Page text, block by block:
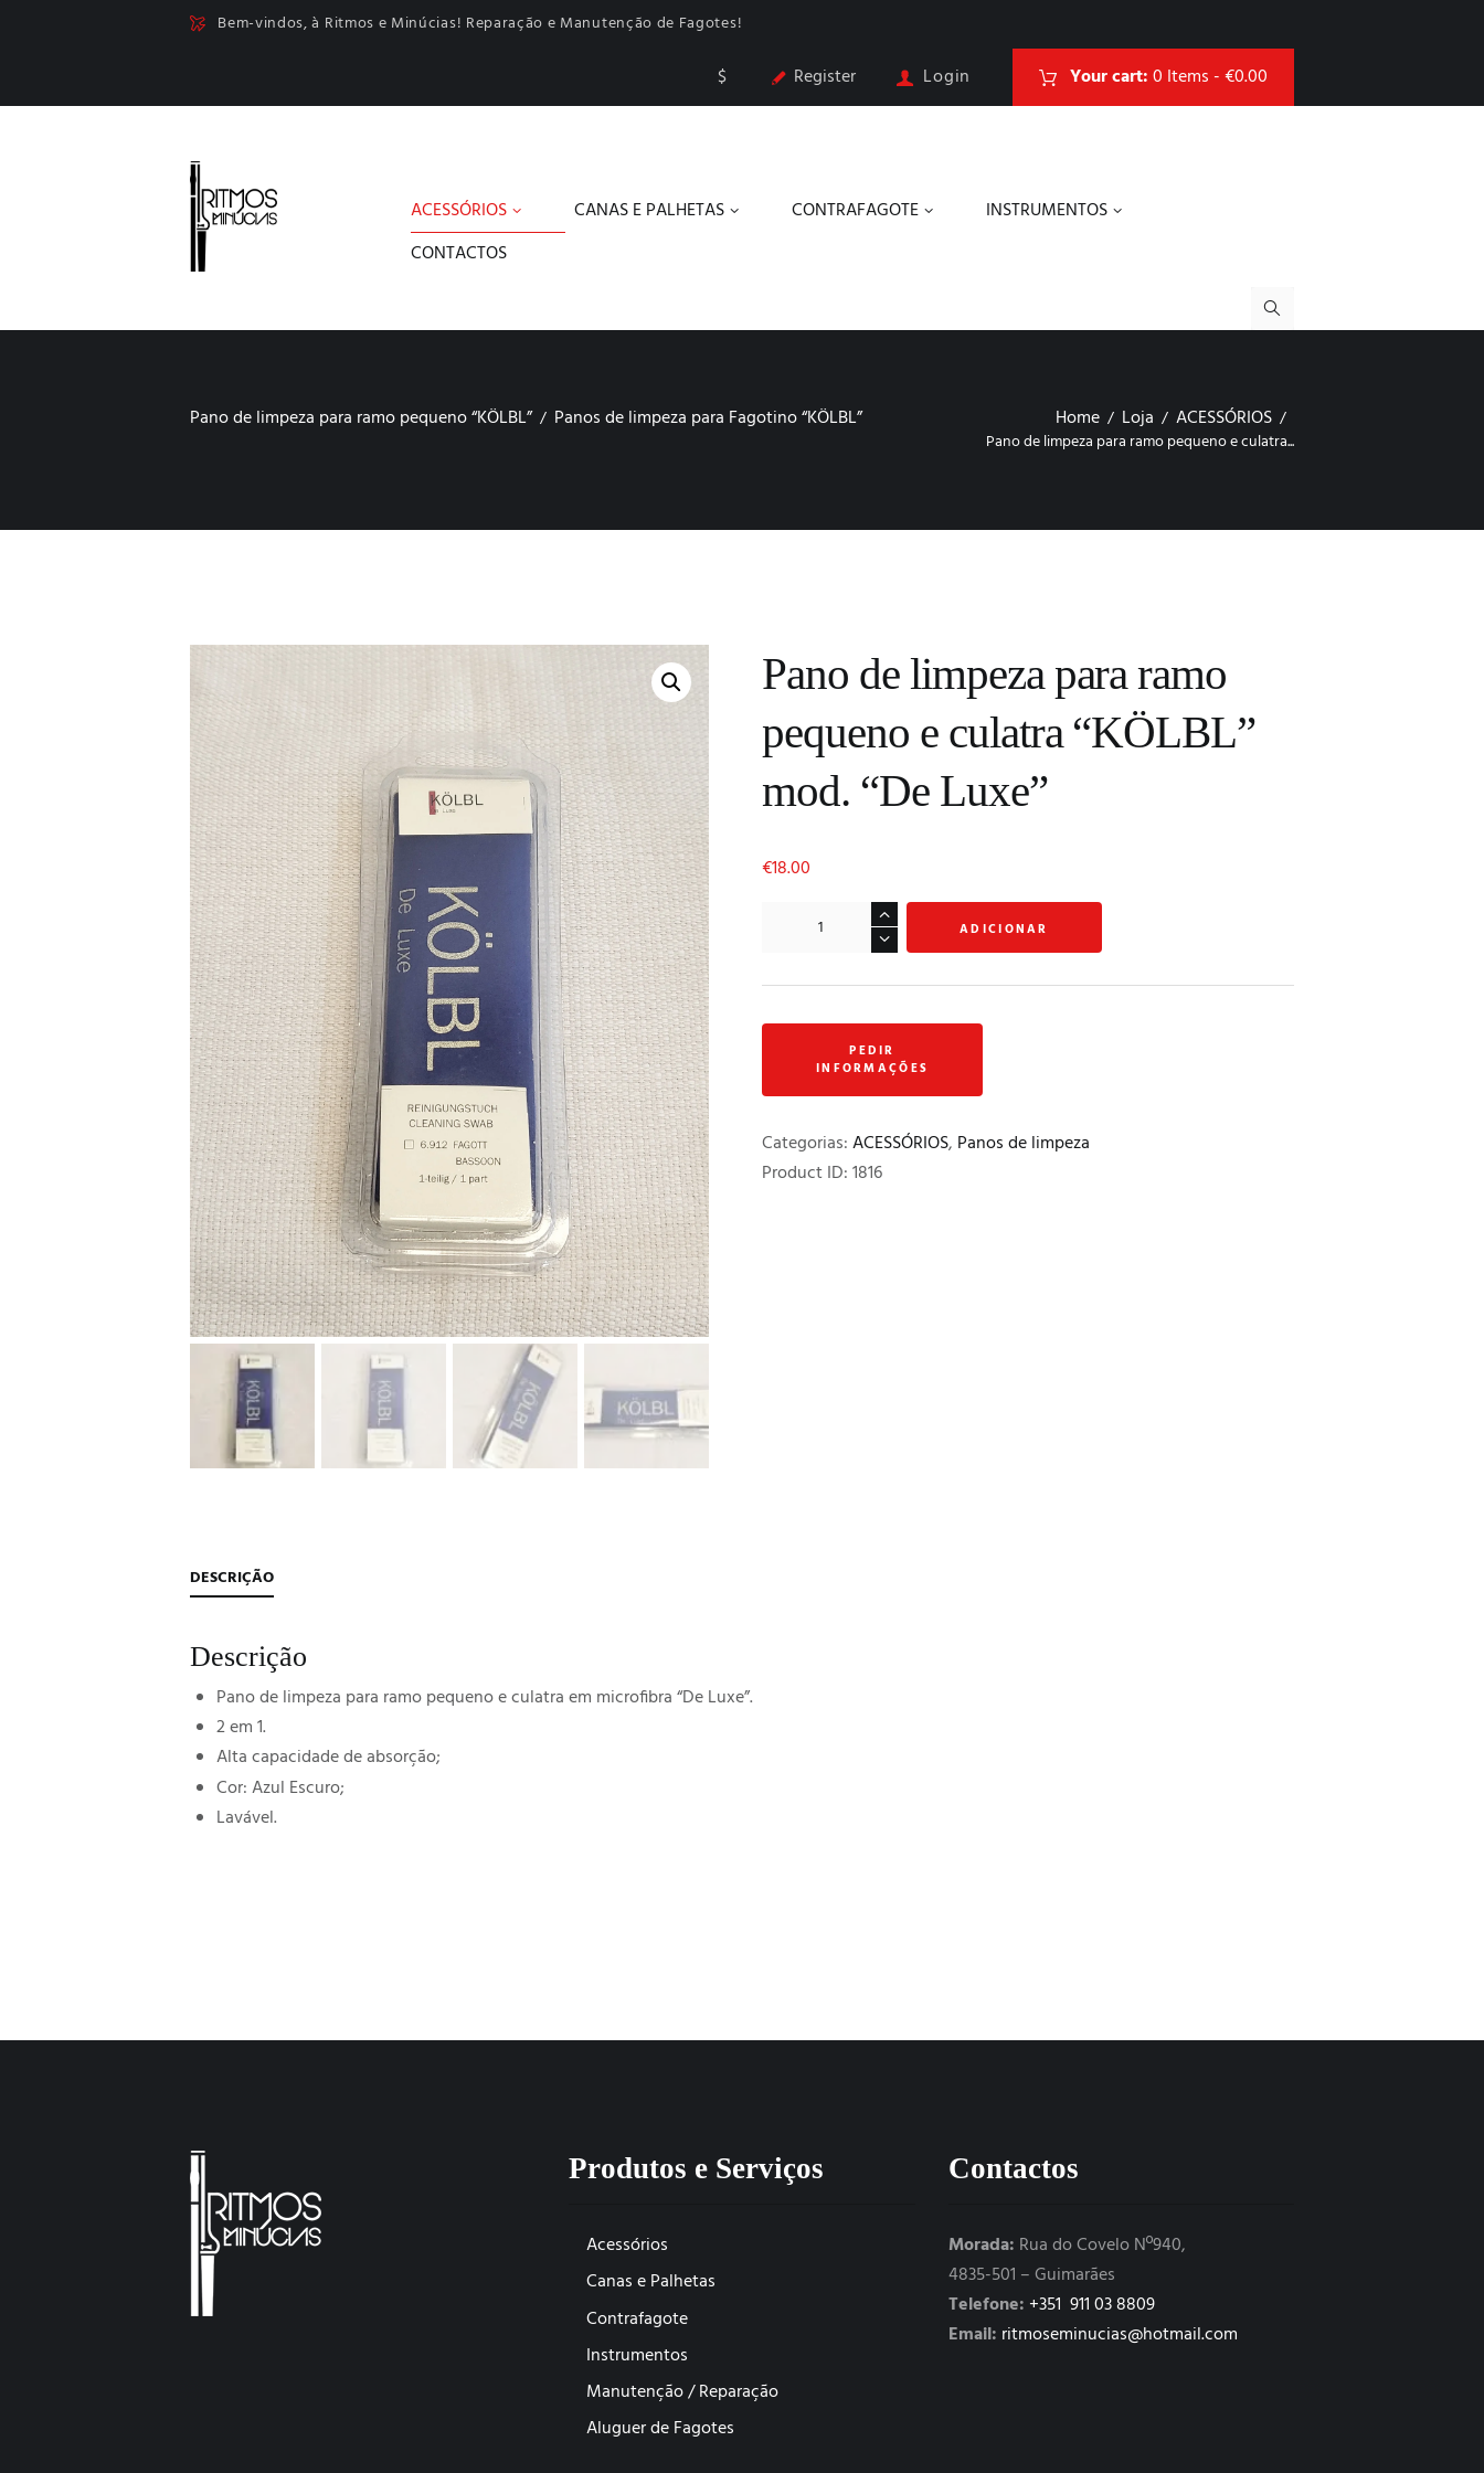
Bem-vindos, à Ritmos e Minúcias! Reparação e Manutenção de Fagotes!
$ Register Login Your cart:0 Items -€0.00
ACESSÓRIOS CANAS E PALHETAS CONTRAFAGOTE
INSTRUMENTOS
CONTACTOS
Pano de limpeza para ramo pequeno “KÖLBL” Panos de limpeza para Fagotino “KÖLBL” Home Loja ACESSÓRIOS
Pano de limpeza para ramo pequeno e culatra...
Pano de limpeza para ramo
pequeno e culatra “KÖLBL”
mod. “De Luxe”
€18.00
Quantidade
limpeza
ramo
e
culatra
ADICIONAR
Categorias:ACESSÓRIOS, Panos de limpeza
Product ID:1816
DESCRIÇÃO
Descrição
Pano de limpeza para ramo pequeno e culatra em microfibra “De Luxe”.
2 em 1.
Alta capacidade de absorção;
Cor: Azul Escuro;
Lavável.
Produtos e Serviços
Acessórios
Canas e Palhetas
Contrafagote
Instrumentos
Manutenção / Reparação
Aluguer de Fagotes
Contactos
Morada: Rua do Covelo Nº940,
4835-501 – Guimarães
Telefone: +351 911 03 8809
Email: ritmoseminucias@hotmail.com